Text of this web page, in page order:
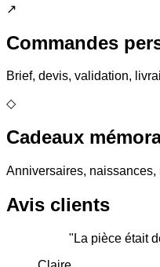
↗
Commandes
Brief, devis, validation,
◇
Cadeaux
Anniversaires,
Avis clients
" La pièce était